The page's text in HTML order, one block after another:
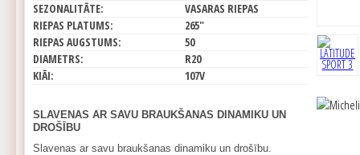
SEZONALITĀTE:
VASARAS RIEPAS
RIEPAS PLATUMS:
265"
RIEPAS AUGSTUMS:
50
DIAMETRS:
R20
KIĀI:
107V
SLAVENAS AR SAVU BRAUKŠANAS DINAMIKU UN
DROŠĪBU
Slavenas ar savu braukšanas dinamiku un drošību.